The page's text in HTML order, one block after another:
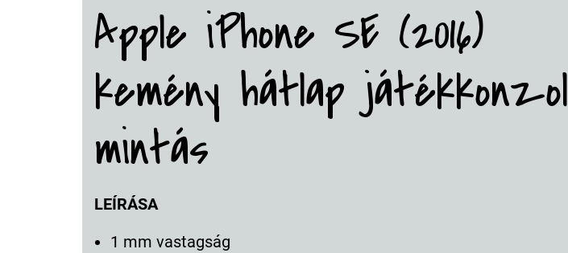
Apple iPhone SE (2016)
kemény hátlap játékkonzol
mintás
LEÍRÁSA
1 mm vastagság